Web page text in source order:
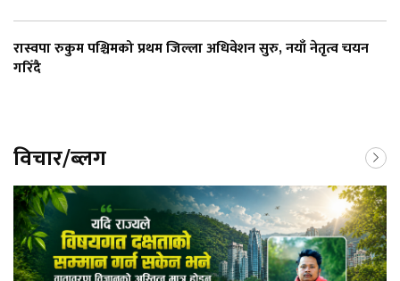
रास्वपा रुकुम पश्चिमको प्रथम जिल्ला अधिवेशन सुरु, नयाँ नेतृत्व चयन
गरिँदै
विचार/ब्लग